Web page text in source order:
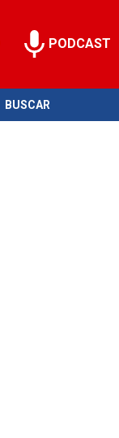
PODCAST
BUSCAR